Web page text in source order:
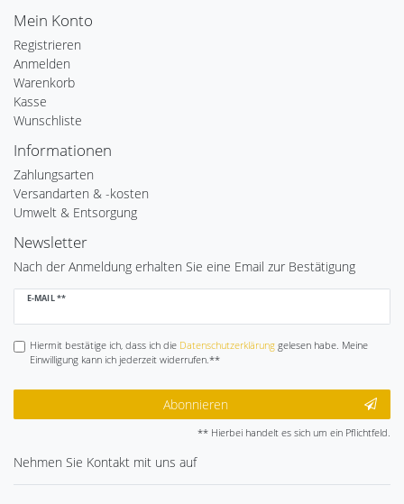
Mein Konto
Registrieren
Anmelden
Warenkorb
Kasse
Wunschliste
Informationen
Zahlungsarten
Versandarten & -kosten
Umwelt & Entsorgung
Newsletter
Nach der Anmeldung erhalten Sie eine Email zur Bestätigung
E-MAIL **
Newsletter
Hiermit bestätige ich, dass ich die Daten­schutz­erklärunggelesen habe. Meine
Einwilligung kann ich jederzeit widerrufen.**
Abonnieren
** Hierbei handelt es sich um ein Pflichtfeld.
Nehmen Sie Kontakt mit uns auf